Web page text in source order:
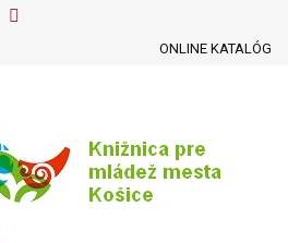
ONLINE KATALÓG